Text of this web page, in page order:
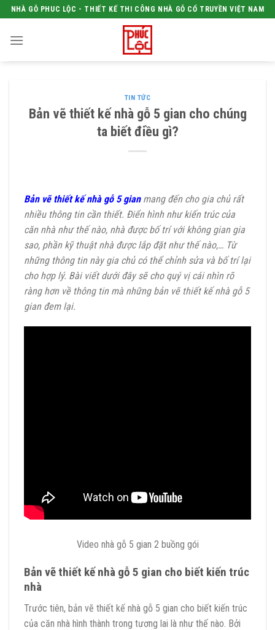
Skip
to
content
NHÀ GỖ PHUC LỘC - THIẾT KẾ THI CÔNG NHÀ GỖ CỔ TRUYỀN VIỆT NAM
TIN TỨC
Bản vẽ thiết kế nhà gỗ 5 gian cho chúng
ta biết điều gì?
Bản vẽ thiết kế nhà gỗ 5 gianmang đến cho gia chủ rất
nhiều thông tin cần thiết. Điển hình như kiến trúc của
căn nhà như thế nào, nhà được bố trí với không gian gia
sao, phần kỹ thuật nhà được lắp đặt như thế nào,… Từ
những thông tin này gia chủ có thể chỉnh sửa và bố trí lại
cho hợp lý. Bài viết dưới đây sẽ cho quý vị cái nhìn rõ
ràng hơn về thông tin mà những bản vẽ thiết kế nhà gỗ 5
gian đem lại.
Video nhà gỗ 5 gian 2 buồng gói
Bản vẽ thiết kế nhà gỗ 5 gian cho biết kiến trúc
nhà
Trước tiên, bản vẽ thiết kế nhà gỗ 5 gian cho biết kiến trúc
của căn nhà hình thành trong tương lai là như thế nào. Bởi